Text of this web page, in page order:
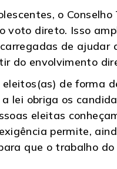
o
voto direto. Isso
de ajudar
do envolvimento
de forma
lei obriga os
eleitas
permite,
que o trabalho do